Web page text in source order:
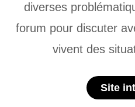
diverses
forum pour discuter
vivent des
Site